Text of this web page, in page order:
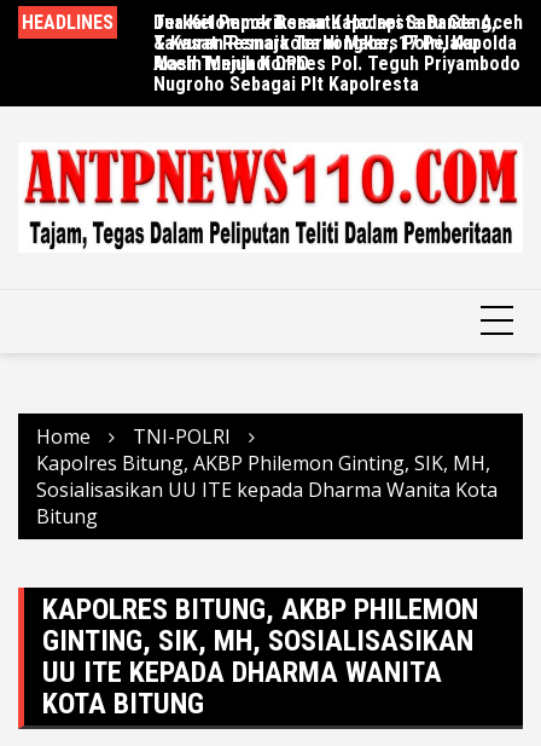
SkipHEADLINES
Banda Aceh
Polri, Kapolda
Dua Kelompok Bersatu Hadapi Satu Geng,
Tawuran Remaja Terbongkar, 17 Pelaku
Masih Menjadi DPO
Polresta Banggai Ungkap Dua Kasus
Terhadap Anak, Tiga Terduga Pelaku
Berhasil Diringkus
Home
TNI-POLRI
Kapolres Bitung, AKBP Philemon Ginting, SIK, MH,
Sosialisasikan UU ITE kepada Dharma Wanita Kota
Bitung
KAPOLRES BITUNG, AKBP PHILEMON
GINTING, SIK, MH, SOSIALISASIKAN
UU ITE KEPADA DHARMA WANITA
KOTA BITUNG